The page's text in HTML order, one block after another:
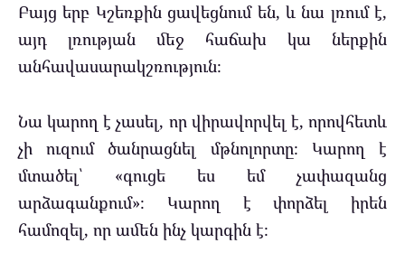
Բայց երբ Կշեռքին ցավեցնում են, և նա լռում է,
այդ լռության մեջ հաճախ կա ներքին
անհավասարակշռություն։
Նա կարող է չասել, որ վիրավորվել է, որովհետև
չի ուզում ծանրացնել մթնոլորտը։ Կարող է
մտածել՝ «գուցե ես եմ չափազանց
արձագանքում»։ Կարող է փորձել իրեն
համոզել, որ ամեն ինչ կարգին է։